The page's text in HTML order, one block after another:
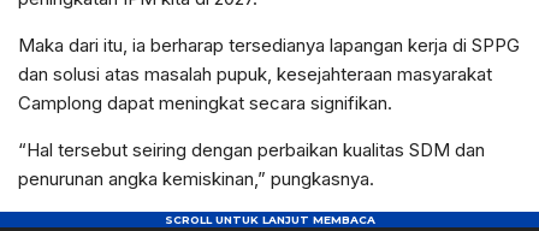
Maka dari itu, ia berharap tersedianya lapangan kerja di SPPG
dan solusi atas masalah pupuk, kesejahteraan masyarakat
Camplong dapat meningkat secara signifikan.
“Hal tersebut seiring dengan perbaikan kualitas SDM dan
penurunan angka kemiskinan,” pungkasnya.